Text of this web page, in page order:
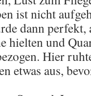
ist nicht
dann
hielten und
Hier
etwas aus,